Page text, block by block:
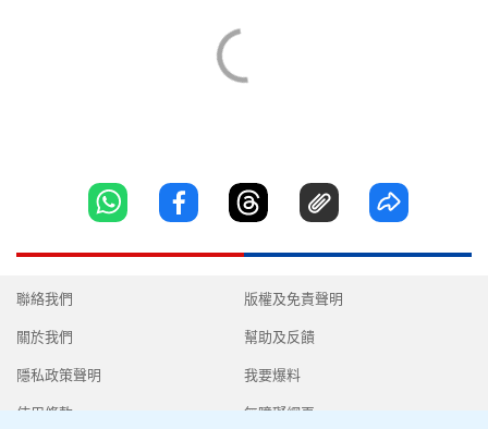
聯絡我們
關於我們
隱私政策聲明
使用條款
版權及免責聲明
幫助及反饋
我要爆料
無障礙網頁